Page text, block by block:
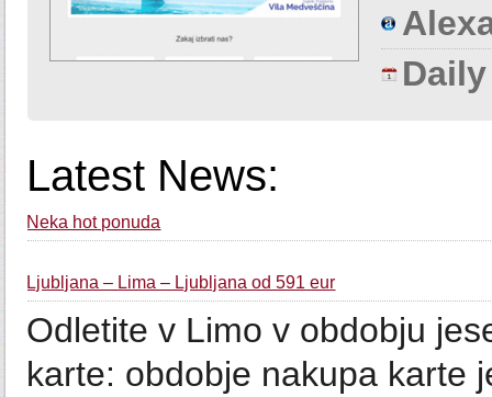
Latest News:
Neka hot ponuda
Ljubljana – Lima – Ljubljana od 591 eur
Odletite v Limo v
karte: obdobje nakupa karte